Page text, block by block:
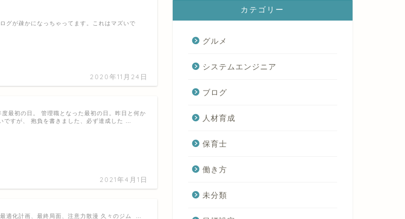
2020年11月24日
グが疎かになっちゃってます。これはマズいで
2021年4月1日
最初の日。 管理職となった最初の日。昨日と何か
ですが、 抱負を書きました、必ず達成した …
適化計画、最終局面、注意力散漫 久々のジム …
カテゴリー
グルメ
システムエンジニア
ブログ
人材育成
保育士
働き方
未分類